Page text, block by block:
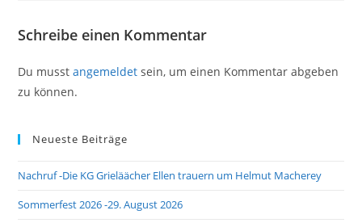
Schreibe einen Kommentar
Du musstangemeldet sein, um einen Kommentar abgeben
zu können.
Neueste Beiträge
Nachruf -Die KG Grieläächer Ellen trauern um Helmut Macherey
Sommerfest 2026 -29. August 2026